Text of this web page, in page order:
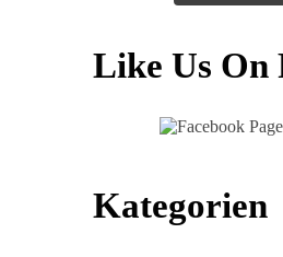
Like Us On
Kategorien